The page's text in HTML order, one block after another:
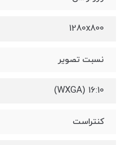
1280x800
نسبت تصویر
16:10 (WXGA)
کنتراست